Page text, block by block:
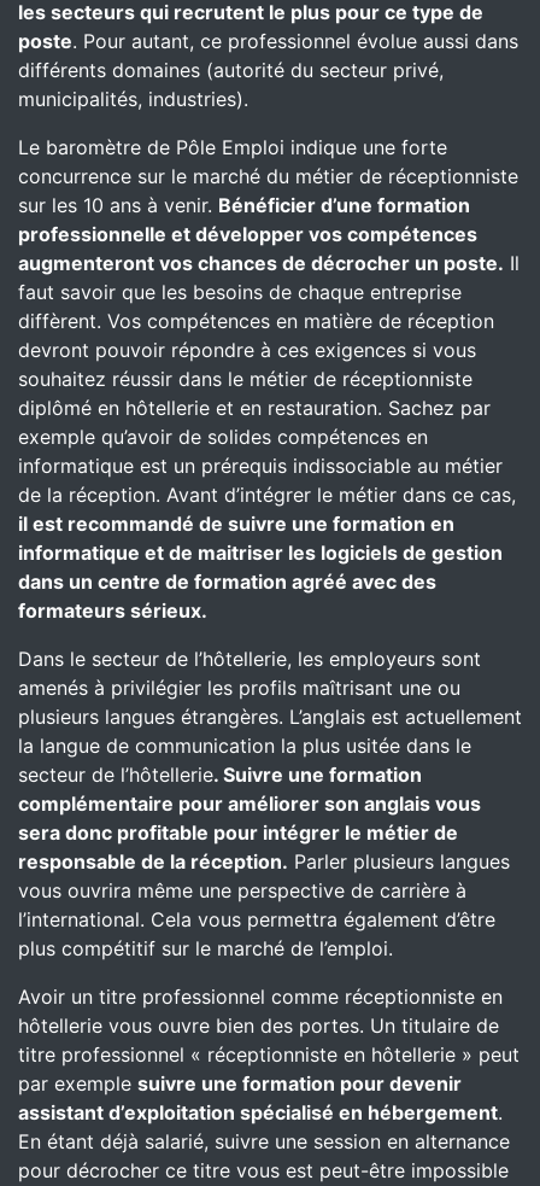
les secteurs qui recrutent le plus pour ce type de
poste. Pour autant, ce professionnel évolue aussi dans
différents domaines (autorité du secteur privé,
municipalités, industries).
Le baromètre de Pôle Emploi indique une forte
concurrence sur le marché du métier de réceptionniste
sur les 10 ans à venir. Bénéficier d’une formation
professionnelle et développer vos compétences
augmenteront vos chances de décrocher un poste. Il
faut savoir que les besoins de chaque entreprise
diffèrent. Vos compétences en matière de réception
devront pouvoir répondre à ces exigences si vous
souhaitez réussir dans le métier de réceptionniste
diplômé en hôtellerie et en restauration. Sachez par
exemple qu’avoir de solides compétences en
informatique est un prérequis indissociable au métier
de la réception. Avant d’intégrer le métier dans ce cas,
il est recommandé de suivre une formation en
informatique et de maitriser les logiciels de gestion
dans un centre de formation agréé avec des
formateurs sérieux.
Dans le secteur de l’hôtellerie, les employeurs sont
amenés à privilégier les profils maîtrisant une ou
plusieurs langues étrangères. L’anglais est actuellement
la langue de communication la plus usitée dans le
secteur de l’hôtellerie. Suivre une formation
complémentaire pour améliorer son anglais vous
sera donc profitable pour intégrer le métier de
responsable de la réception. Parler plusieurs langues
vous ouvrira même une perspective de carrière à
l’international. Cela vous permettra également d’être
plus compétitif sur le marché de l’emploi.
Avoir un titre professionnel comme réceptionniste en
hôtellerie vous ouvre bien des portes. Un titulaire de
titre professionnel « réceptionniste en hôtellerie » peut
par exemple suivre une formation pour devenir
assistant d’exploitation spécialisé en hébergement.
En étant déjà salarié, suivre une session en alternance
pour décrocher ce titre vous est peut-être impossible